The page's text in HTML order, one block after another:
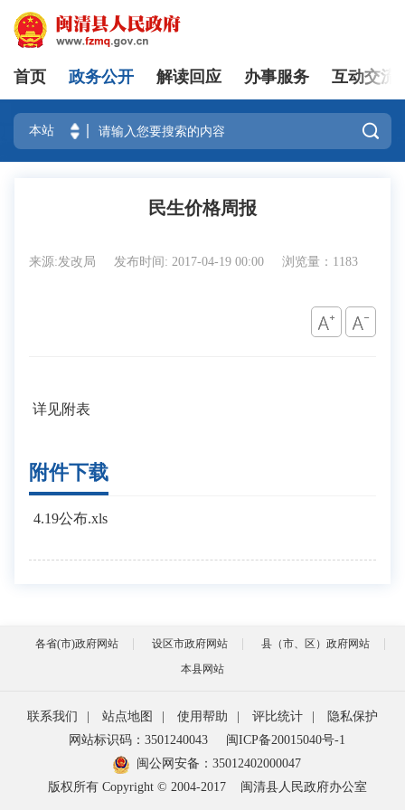
登录
首页 政务公开 解读回应 办事服务 互动交流

民生价格周报
来源:发改局 发布时间: 2017-04-19 00:00 浏览量：1183
详见附表
附件下载
4.19公布.xls
各省(市)政府网站 设区市政府网站
县（市、区）政府网站
本县网站
联系我们 站点地图 使用帮助 评比统计
隐私保护
网站标识码：3501240043
闽ICP备20015040号-1
闽公网安备： 35012402000047
版权所有 Copyright © 2004-2017
闽清县人民政府办公室